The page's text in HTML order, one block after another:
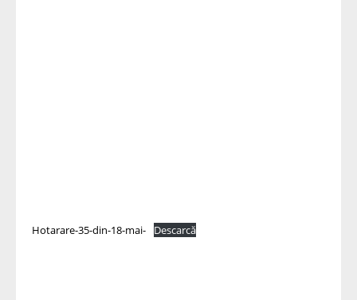
Hotarare-35-din-18-mai- Descarcă